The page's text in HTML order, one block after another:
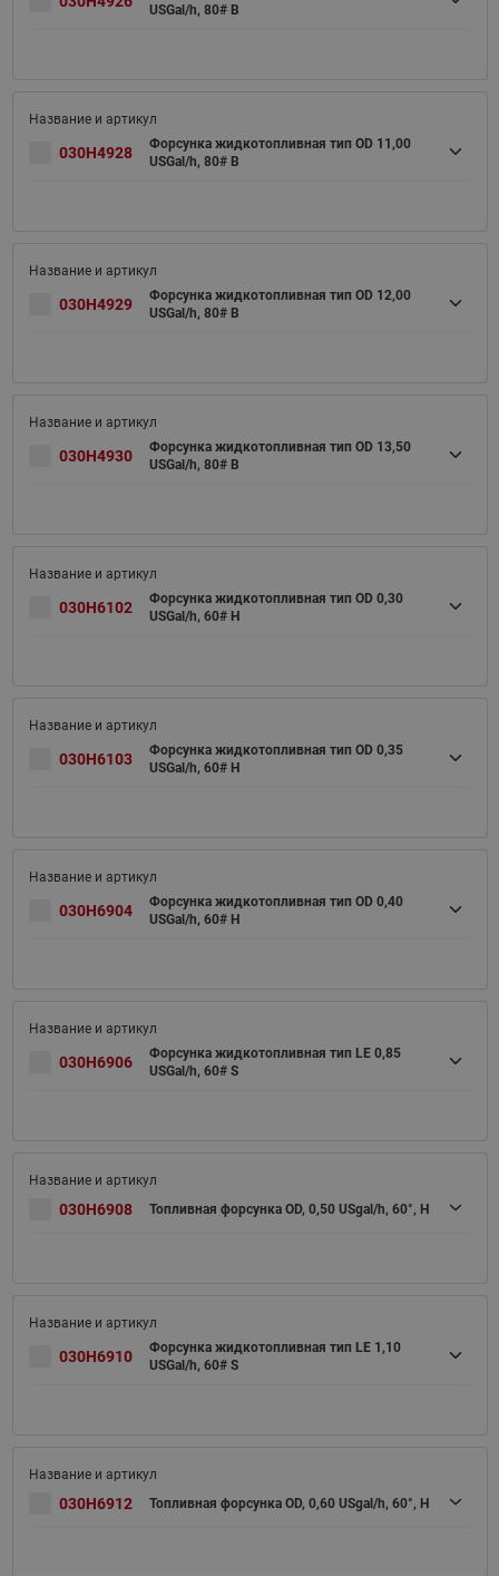
USGal/h, 80# B
030H4928
Форсунка жидкотопливная тип OD 11,00
USGal/h, 80# B
030H4929
Форсунка жидкотопливная тип OD 12,00
USGal/h, 80# B
030H4930
Форсунка жидкотопливная тип OD 13,50
USGal/h, 80# B
030H6102
Форсунка жидкотопливная тип OD 0,30
USGal/h, 60# H
030H6103
Форсунка жидкотопливная тип OD 0,35
USGal/h, 60# H
030H6904
Форсунка жидкотопливная тип OD 0,40
USGal/h, 60# H
030H6906
Форсунка жидкотопливная тип LE 0,85
USGal/h, 60# S
030H6908 Топливная форсунка OD, 0,50 USgal/h, 60°, H
030H6910
Форсунка жидкотопливная тип LE 1,10
USGal/h, 60# S
030H6912 Топливная форсунка OD, 0,60 USgal/h, 60°, H